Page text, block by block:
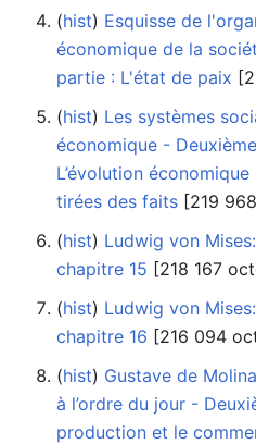
(hist) ‎ Esquisse de
économique de la
partie : L'état de paix
(hist) ‎ Les systèmes
économique -
L’évolution
tirées des faits ‎[219
(hist) ‎ Ludwig von
chapitre 15 ‎[218 167
(hist) ‎ Ludwig von
chapitre 16 ‎[216 094
(hist) ‎ Gustave de
à l’ordre du jour -
production et le